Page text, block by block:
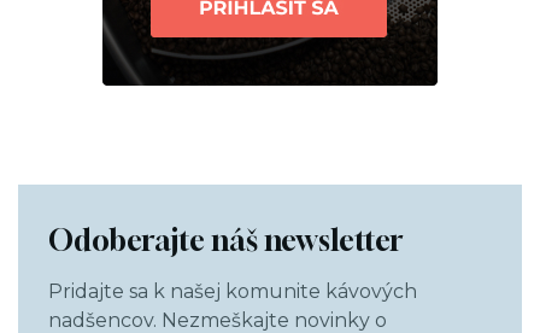
Odoberajte náš newsletter
Pridajte sa k našej komunite kávových
nadšencov. Nezmeškajte novinky o